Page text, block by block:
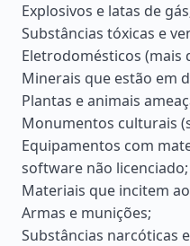
Explosivos e latas de
Substâncias tóxicas e
Eletrodomésticos (mais
Minerais que estão em
Plantas e animais
Monumentos culturais
Equipamentos com
software não licenciado;
Materiais que incitem
Armas e munições;
Substâncias narcóticas